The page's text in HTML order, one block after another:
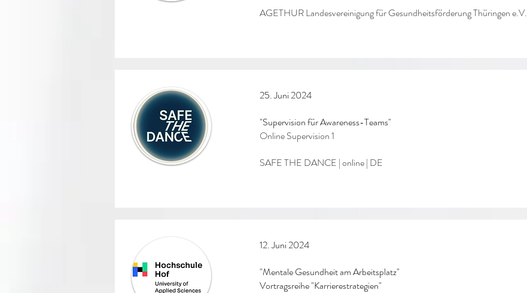
AGETHUR Landesvereinigung für Gesundheitsförderung Thüringen e.V.
25. Juni 2024
"Supervision für Awareness-Teams"
Online Supervision 1
SAFE THE DANCE | online | DE
12. Juni 2024
"Mentale Gesundheit am Arbeitsplatz"
Vortragsreihe "Karrierestrategien"